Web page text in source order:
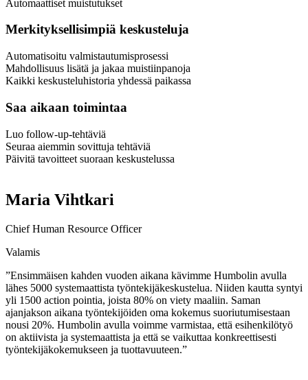
Automaattiset muistutukset
Merkityksellisimpiä keskusteluja
Automatisoitu valmistautumisprosessi
Mahdollisuus lisätä ja jakaa muistiinpanoja
Kaikki keskusteluhistoria yhdessä paikassa
Saa aikaan toimintaa
Luo follow-up-tehtäviä
Seuraa aiemmin sovittuja tehtäviä
Päivitä tavoitteet suoraan keskustelussa
Maria Vihtkari
Chief Human Resource Officer
Valamis
”Ensimmäisen kahden vuoden aikana kävimme Humbolin avulla
lähes 5000 systemaattista työntekijäkeskustelua. Niiden kautta syntyi
yli 1500 action pointia, joista 80% on viety maaliin. Saman
ajanjakson aikana työntekijöiden oma kokemus suoriutumisestaan
nousi 20%. Humbolin avulla voimme varmistaa, että esihenkilötyö
on aktiivista ja systemaattista ja että se vaikuttaa konkreettisesti
työntekijäkokemukseen ja tuottavuuteen.”